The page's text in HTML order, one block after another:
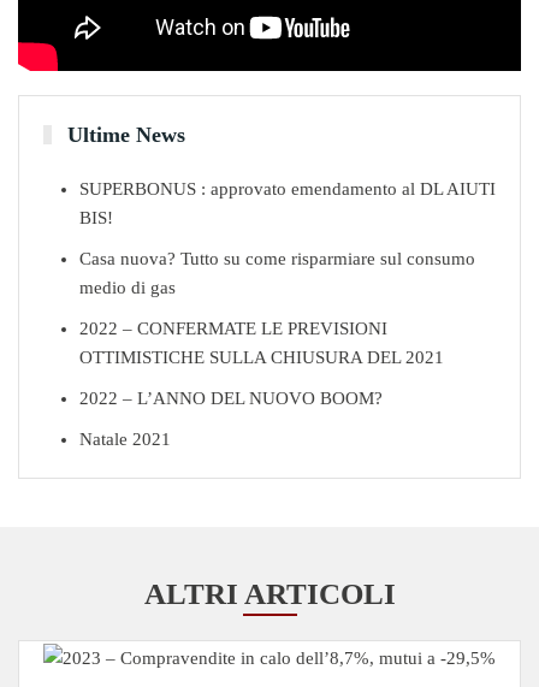
Ultime News
SUPERBONUS : approvato emendamento al DL AIUTI
BIS!
Casa nuova? Tutto su come risparmiare sul consumo
medio di gas
2022 – CONFERMATE LE PREVISIONI
OTTIMISTICHE SULLA CHIUSURA DEL 2021
2022 – L’ANNO DEL NUOVO BOOM?
Natale 2021
ALTRI ARTICOLI